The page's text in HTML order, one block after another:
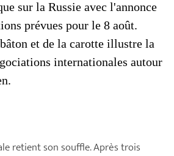
sur la Russie avec l'annonce
prévues pour le 8 août.
et de la carotte illustre la
internationales autour
retient son souffle. Après trois